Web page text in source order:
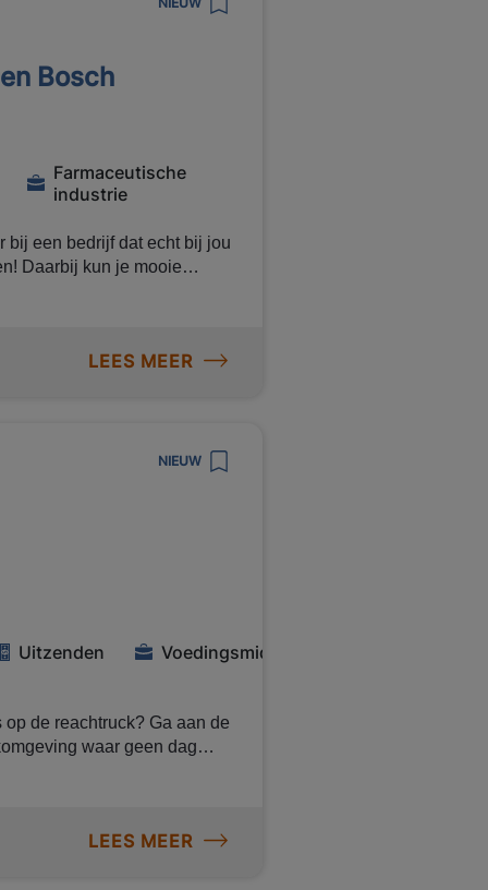
Bosch
Farmaceutische
industrie
bij een bedrijf dat echt bij jou
Daarbij kun je mooie
De
(hoogte afhankelijk van de
LEES MEER
NIEUW
Uitzenden Voedingsmiddelenindustrie
de reachtruck? Ga aan de
waar geen dag
LEES MEER